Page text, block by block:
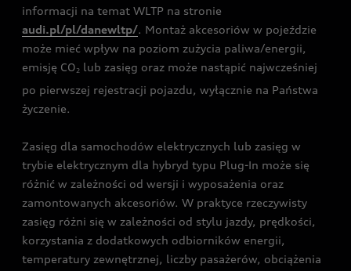
informacji na temat WLTP na stronie
audi.pl/pl/danewltp/. Montaż akcesoriów w pojeździe
może mieć wpływ na poziom zużycia paliwa/energii,
emisję CO2 lub zasięg oraz może nastąpić najwcześniej
po pierwszej rejestracji pojazdu, wyłącznie na Państwa
życzenie.
Zasięg dla samochodów elektrycznych lub zasięg w
trybie elektrycznym dla hybryd typu Plug-In może się
różnić w zależności od wersji i wyposażenia oraz
zamontowanych akcesoriów. W praktyce rzeczywisty
zasięg różni się w zależności od stylu jazdy, prędkości,
korzystania z dodatkowych odbiorników energii,
temperatury zewnętrznej, liczby pasażerów, obciążenia